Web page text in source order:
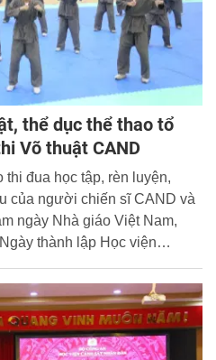
thể dục thể thao tổ
Võ thuật CAND
thi đua học tập, rèn luyện,
của người chiến sĩ CAND và
ngày Nhà giáo Việt Nam,
thành lập Học viện
dục thể thao đã tổ chức thành
dành cho học viên khóa D46.